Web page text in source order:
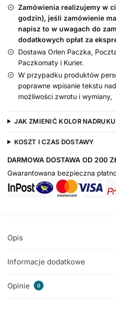
rozmiar
kolor
błękitny
Zamówienia realizujemy w
godzin), jeśli zamówienie
napisz to w uwagach do
dodatkowych opłat za
Dostawa Orlen Paczka,
Paczkomaty i Kurier.
W przypadku produktów
poprawne wpisanie tekstu
możliwości zwrotu i wymiany,
JAK ZMIENIĆ KOLOR NADRUKU
KOSZT I CZAS DOSTAWY
DARMOWA DOSTAWA OD 200
Gwarantowana bezpieczna
Opis
Informacje dodatkowe
Opinie 0